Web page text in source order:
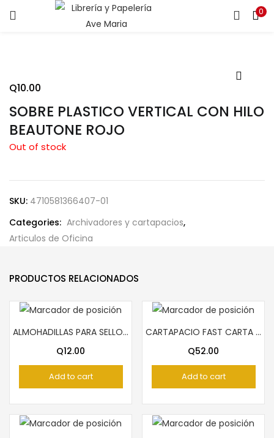
0
ENTRAR REGISTRARSE
SOBRE PLASTICO VERTICAL CON HILO
BEAUTONE ROJO
Q10.00
Out of stock
SKU: 4710581366407-01
Categories: Archivadores y cartapacios,
Articulos de Oficina
PRODUCTOS RELACIONADOS
ALMOHADILLAS PARA SELLOS NEGRO ARTESCO
Q12.00
Add to cart
CARTAPACIO FAST CARTA DE 3 PULGADAS
Q52.00
Add to cart